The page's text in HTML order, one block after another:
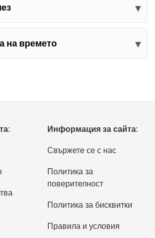
на времето
Информация за сайта:
Свържете се с нас
Политика за
поверителност
Политика за бисквитки
Правила и условия